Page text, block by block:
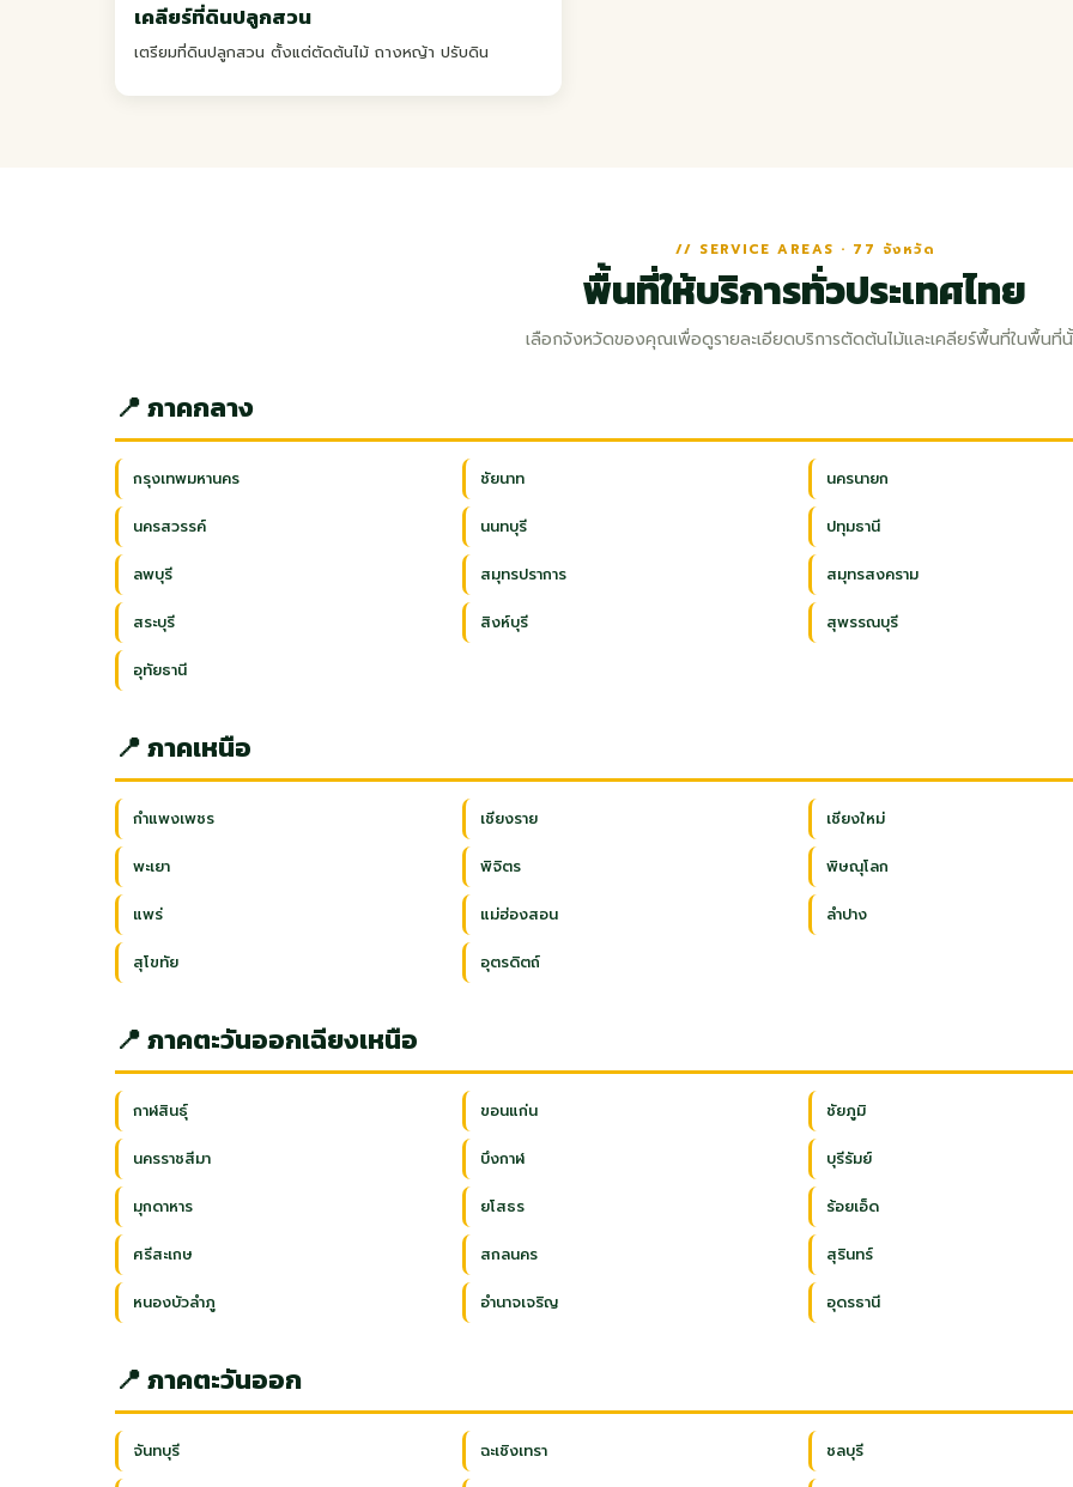
เคลียร์ที่ดินปลูกสวน
เตรียมที่ดินปลูกสวน ตั้งแต่ตัดต้นไม้ ถางหญ้า ปรับดิน
// SERVICE AREAS · 77 จังหวัด
พื้นที่ให้บริการทั่วประเทศไทย
เลือกจังหวัดของคุณเพื่อดูรายละเอียดบริการตัดต้นไม้และเคลียร์พื้นที่ในพื้นที่
📍 ภาคกลาง
กรุงเทพมหานคร ชัยนาท นครนายก
นครสวรรค์ นนทบุรี ปทุมธานี
ลพบุรี สมุทรปราการ สมุทรสงคราม
สระบุรี สิงห์บุรี สุพรรณบุรี
อุทัยธานี
📍 ภาคเหนือ
กำแพงเพชร เชียงราย เชียงใหม่
พะเยา พิจิตร พิษณุโลก
แพร่ แม่ฮ่องสอน ลำปาง
สุโขทัย อุตรดิตถ์
📍 ภาคตะวันออกเฉียงเหนือ
กาฬสินธุ์ ขอนแก่น ชัยภูมิ
นครราชสีมา บึงกาฬ บุรีรัมย์
มุกดาหาร ยโสธร ร้อยเอ็ด
ศรีสะเกษ สกลนคร สุรินทร์
หนองบัวลำภู อำนาจเจริญ อุดรธานี
📍 ภาคตะวันออก
จันทบุรี ฉะเชิงเทรา ชลบุรี